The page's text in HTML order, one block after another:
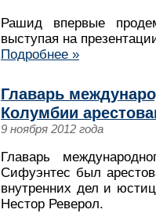
Рашид впервые
выступая на
Подробнее »
Главарь
Колумбии
9 ноября 2012 года
Главарь
Сифуэнтес был
внутренних дел и
Нестор Реверол.